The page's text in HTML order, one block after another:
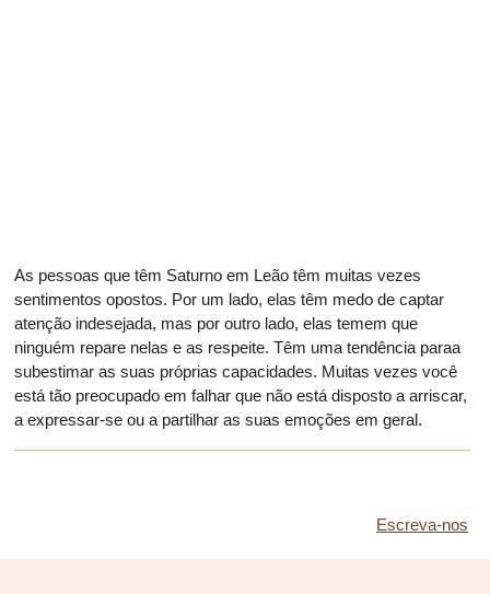
As pessoas que têm Saturno em Leão têm muitas vezes
sentimentos opostos. Por um lado, elas têm medo de captar
atenção indesejada, mas por outro lado, elas temem que
ninguém repare nelas e as respeite. Têm uma tendência paraa
subestimar as suas próprias capacidades. Muitas vezes você
está tão preocupado em falhar que não está disposto a arriscar,
a expressar-se ou a partilhar as suas emoções em geral.
Escreva-nos